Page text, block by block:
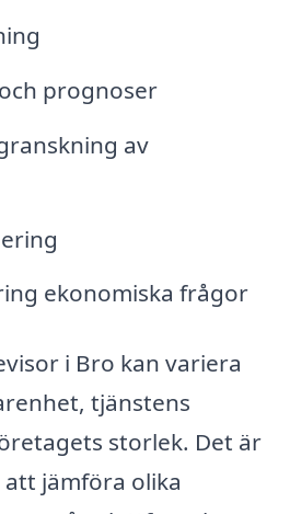
prognoser
av
ekonomiska frågor
i Bro kan variera
tjänstens
storlek. Det är
jämföra olika